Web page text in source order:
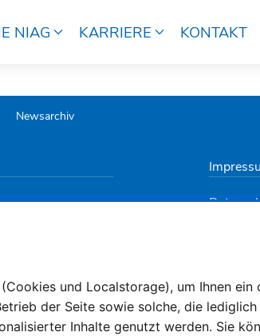
NIAG KARRIERE KONTAKT
Newsarchiv
und Localstorage), um Ihnen ein
der Seite sowie solche, die
Inhalte genutzt werden. Sie